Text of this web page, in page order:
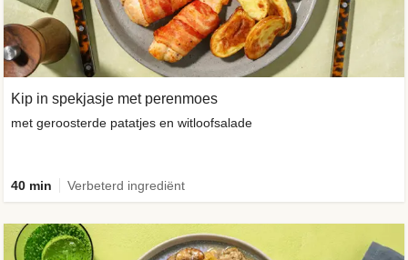
Kip in spekjasje met perenmoes
met geroosterde patatjes en witloofsalade
40 min Verbeterd ingrediënt